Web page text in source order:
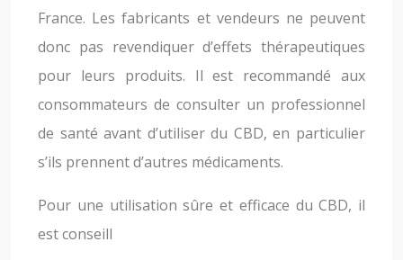
France. Les fabricants et vendeurs ne peuvent
donc pas revendiquer d’effets thérapeutiques
pour leurs produits. Il est recommandé aux
consommateurs de consulter un professionnel
de santé avant d’utiliser du CBD, en particulier
s’ils prennent d’autres médicaments.
Pour une utilisation sûre et efficace du CBD, il
est conseill